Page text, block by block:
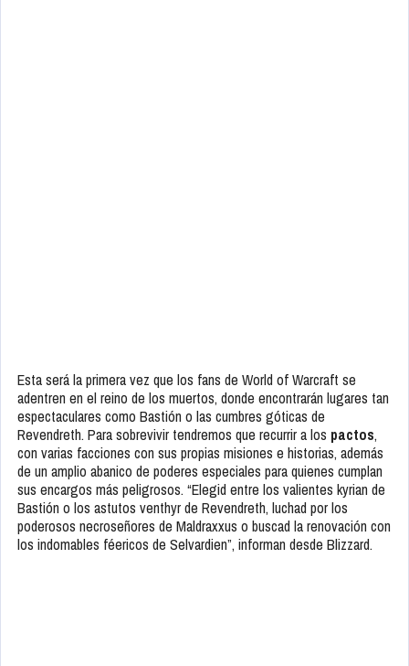
Esta será la primera vez que los fans de World of Warcraft se
adentren en el reino de los muertos, donde encontrarán lugares tan
espectaculares como Bastión o las cumbres góticas de
Revendreth. Para sobrevivir tendremos que recurrir a los pactos,
con varias facciones con sus propias misiones e historias, además
de un amplio abanico de poderes especiales para quienes cumplan
sus encargos más peligrosos. “Elegid entre los valientes kyrian de
Bastión o los astutos venthyr de Revendreth, luchad por los
poderosos necroseñores de Maldraxxus o buscad la renovación con
los indomables féericos de Selvardien”, informan desde Blizzard.